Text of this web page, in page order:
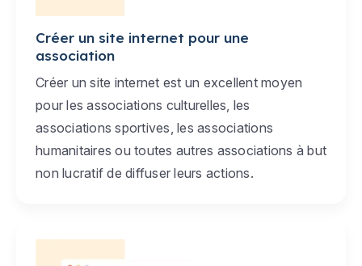
Créer un site internet pour une
association
Créer un site internet est un excellent moyen
pour les associations culturelles, les
associations sportives, les associations
humanitaires ou toutes autres associations à but
non lucratif de diffuser leurs actions.